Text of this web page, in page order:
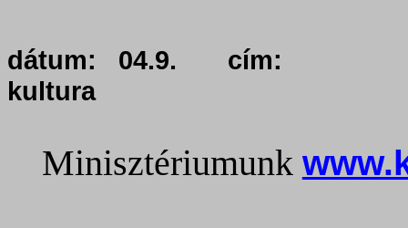
dátum: 04.9.
cím:
kultura
Minisztériumunk